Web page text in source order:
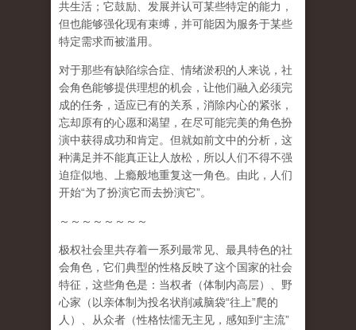
共生活；它鼓励、发展并认可某些特定的能力，
但也能够强化现有束缚，并可能因为服务于某些
特定需求而被滥用。
对于那些有缺陷综合症、情绪淤积的人来说，社
会角色能够提供理想的机会，让他们融入必须完
成的任务，适应已有的关系，消除内心的紧张，
忘却原有的心愿和渴望，在尽可能完美的角色扮
演中获得成功和肯定。但就如前文中的分析，这
种满足并不能真正让人放松，所以人们不得不强
迫症似地、上瘾般地重复这一角色。由此，人们
开始“为了扮演它而去扮演它”。
～～～～～～～～
极权社会里共存着一系列最常见、最具特色的社
会角色，它们典型的性格反映了这个国家的社会
特征，这些角色是： 当权者 （体制内高层）、 野
心家 （以亲体制为投名状削减脑袋“往上”爬的
人）、
从众者 （性格怯懦无主见，感知到 “主流”